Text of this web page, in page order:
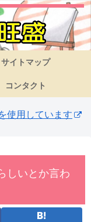
サイトマップ
コンタクト
使用しています
しいとか言わ